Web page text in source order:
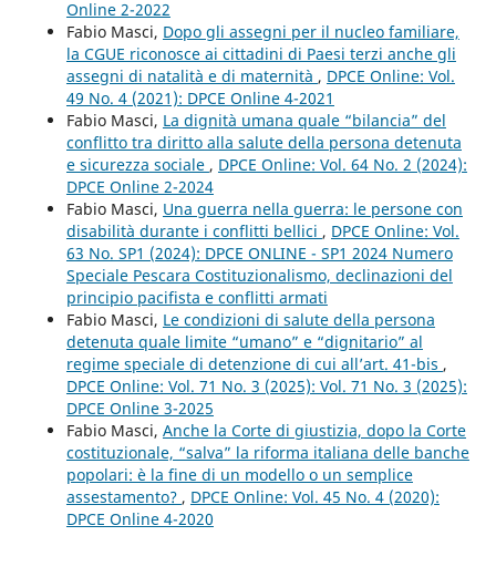
Online 2-2022
Fabio Masci, Dopo gli assegni per il nucleo familiare,
la CGUE riconosce ai cittadini di Paesi terzi anche gli
assegni di natalità e di maternità , DPCE Online: Vol.
49 No. 4 (2021): DPCE Online 4-2021
Fabio Masci, La dignità umana quale “bilancia” del
conflitto tra diritto alla salute della persona detenuta
e sicurezza sociale , DPCE Online: Vol. 64 No. 2 (2024):
DPCE Online 2-2024
Fabio Masci, Una guerra nella guerra: le persone con
disabilità durante i conflitti bellici , DPCE Online: Vol.
63 No. SP1 (2024): DPCE ONLINE - SP1 2024 Numero
Speciale Pescara Costituzionalismo, declinazioni del
principio pacifista e conflitti armati
Fabio Masci, Le condizioni di salute della persona
detenuta quale limite “umano” e “dignitario” al
regime speciale di detenzione di cui all’art. 41-bis ,
DPCE Online: Vol. 71 No. 3 (2025): Vol. 71 No. 3 (2025):
DPCE Online 3-2025
Fabio Masci, Anche la Corte di giustizia, dopo la Corte
costituzionale, “salva” la riforma italiana delle banche
popolari: è la fine di un modello o un semplice
assestamento? , DPCE Online: Vol. 45 No. 4 (2020):
DPCE Online 4-2020